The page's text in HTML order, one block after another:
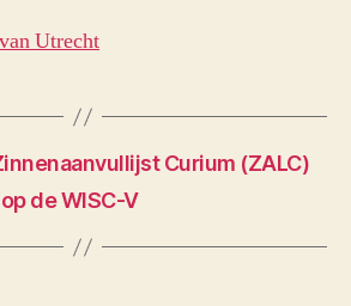
Utrecht
Curium (ZALC)
de WISC-V